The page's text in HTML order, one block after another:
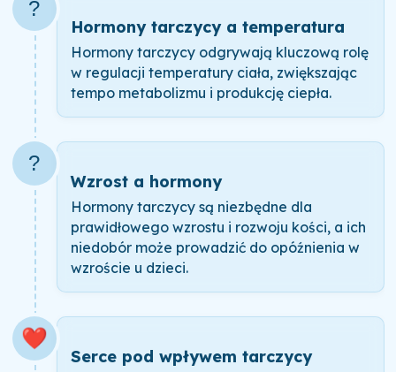
?️
Hormony tarczycy a temperatura
Hormony tarczycy odgrywają kluczową rolę
w regulacji temperatury ciała, zwiększając
tempo metabolizmu i produkcję ciepła.
?
Wzrost a hormony
Hormony tarczycy są niezbędne dla
prawidłowego wzrostu i rozwoju kości, a ich
niedobór może prowadzić do opóźnienia w
wzroście u dzieci.
❤️
Serce pod wpływem tarczycy